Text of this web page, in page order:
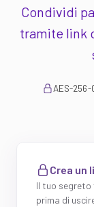
Condividi
tramite link
AES-256-
Crea un
Il tuo
prima di